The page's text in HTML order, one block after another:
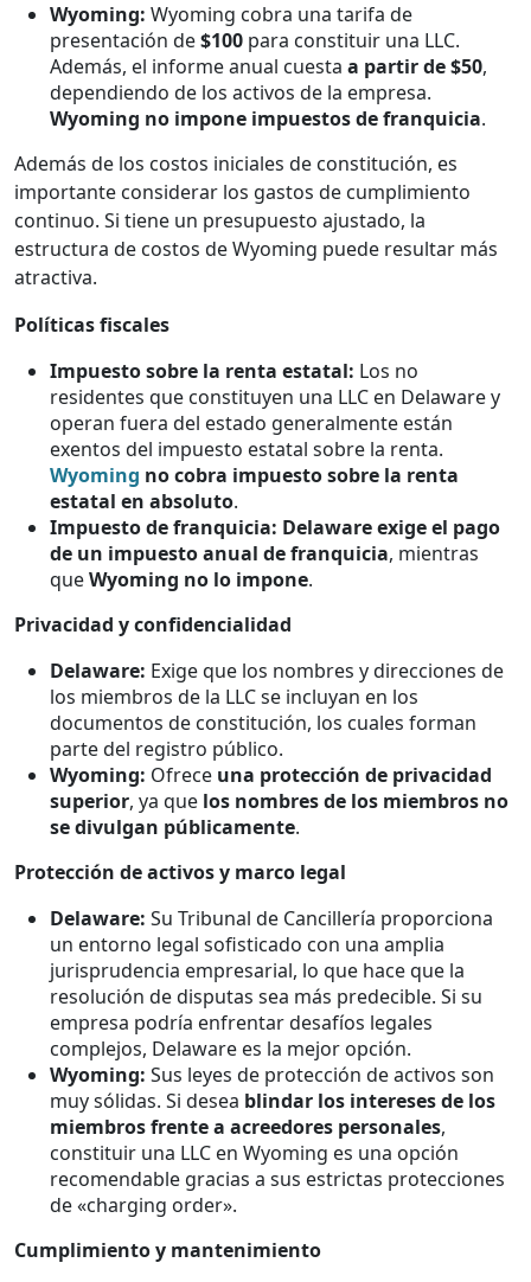
Wyoming: Wyoming cobra una tarifa de
presentación de$100 para constituir una LLC.
Además, el informe anual cuesta a partir de $50,
dependiendo de los activos de la empresa.
Wyoming no impone impuestos de franquicia.
Además de los costos iniciales de constitución, es
importante considerar los gastos de cumplimiento
continuo. Si tiene un presupuesto ajustado, la
estructura de costos de Wyoming puede resultar más
atractiva.
Políticas fiscales
Impuesto sobre la renta estatal: Los no
residentes que constituyen una LLC en Delaware y
operan fuera del estado generalmente están
exentos del impuesto estatal sobre la renta.
Wyoming no cobra impuesto sobre la renta
estatal en absoluto.
Impuesto de franquicia: Delaware exige el pago
de un impuesto anual de franquicia, mientras
queWyoming no lo impone.
Privacidad y confidencialidad
Delaware: Exige que los nombres y direcciones de
los miembros de la LLC se incluyan en los
documentos de constitución, los cuales forman
parte del registro público.
Wyoming: Ofrece una protección de privacidad
superior, ya que los nombres de los miembros no
se divulgan públicamente.
Protección de activos y marco legal
Delaware: Su Tribunal de Cancillería proporciona
un entorno legal sofisticado con una amplia
jurisprudencia empresarial, lo que hace que la
resolución de disputas sea más predecible. Si su
empresa podría enfrentar desafíos legales
complejos, Delaware es la mejor opción.
Wyoming: Sus leyes de protección de activos son
muy sólidas. Si desea blindar los intereses de los
miembros frente a acreedores personales,
constituir una LLC en Wyoming es una opción
recomendable gracias a sus estrictas protecciones
de «charging order».
Cumplimiento y mantenimiento